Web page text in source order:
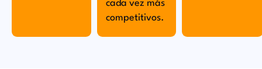
cada vez más
competitivos.